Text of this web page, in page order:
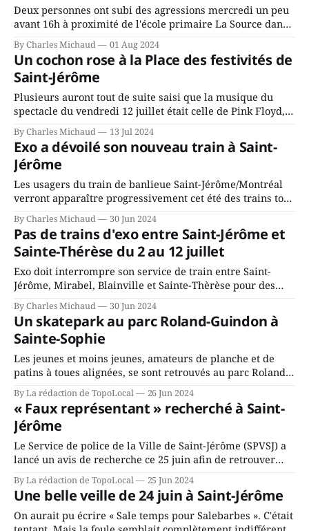
Deux personnes ont subi des agressions mercredi un peu
avant 16h à proximité de l'école primaire La Source dans
le secteur Bellefeuille de Saint-Jérôme. L'une de deux
victimes aurait été écrasée sous un véhicule et aspergée
de poivre de cayenne alors que la seconde, non
By Charles Michaud 01 Aug 2024
Un cochon rose à la Place des festivités de
Saint-Jérôme
Plusieurs auront tout de suite saisi que la musique du
spectacle du vendredi 12 juillet était celle de Pink Floyd,
interprétée par le groupe Éclipse. Les fans de tous âges
ont plané tout doucement sur la musique du célèbre
groupe britannique, le temps d'une chaude soirée d'
By Charles Michaud 13 Jul 2024
Exo a dévoilé son nouveau train à Saint-
Jérôme
Les usagers du train de banlieue Saint-Jérôme/Montréal
verront apparaître progressivement cet été des trains tout
neufs. Exo a acheté 44 nouvelles voitures, numérotées à
partir de 2050, dont elle vante le confort amélioré et
l'accessibilité. Outre l'odeur de voiture neuve et
l'éclairage
By Charles Michaud 30 Jun 2024
Pas de trains d'exo entre Saint-Jérôme et
Sainte-Thérèse du 2 au 12 juillet
Exo doit interrompre son service de train entre Saint-
Jérôme, Mirabel, Blainville et Sainte-Thèrèse pour des
travaux qui se feront du 2 au 12 juillet. L'agence doit
refaire un passage à niveau et trois ponceaux ferroviaires
qui présentent des signes de détérioration avancée. Le
passage à niveau
By Charles Michaud 30 Jun 2024
Un skatepark au parc Roland-Guindon à
Sainte-Sophie
Les jeunes et moins jeunes, amateurs de planche et de
patins à toues alignées, se sont retrouvés au parc Roland-
Guindon le samedi 22 juin pour l'inauguration du nouveau
Skatepark le samedi 22 juin, de 12 h à 16 h. Le
photographe Charles Gauthier partage avec les lecteurs
By La rédaction de TopoLocal 26 Jun 2024
« Faux représentant » recherché à Saint-
Jérôme
Le Service de police de la Ville de Saint-Jérôme (SPVSJ) a
lancé un avis de recherche ce 25 juin afin de retrouver
une personne qui a utilisé la technique du faux
représentant pour dérober plusieurs milliers de dollars à
une résidante de Saint-Jérôme en décembre dernier. La
personne
By La rédaction de TopoLocal 25 Jun 2024
Une belle veille de 24 juin à Saint-Jérôme
On aurait pu écrire « Sale temps pour Salebarbes ». C'était